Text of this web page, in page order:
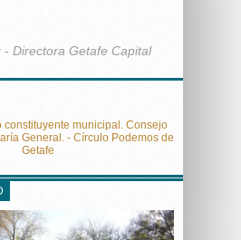
- Directora Getafe Capital
constituyente municipal. Consejo
General. - Círculo Podemos de
Getafe